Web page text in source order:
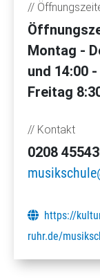
//
Montag -
und 14:00
Freitag
// Kontakt
0208
https://
ruhr.de/